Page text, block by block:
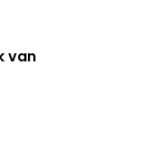
van